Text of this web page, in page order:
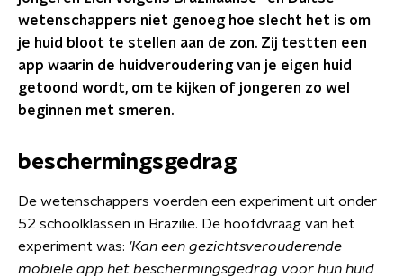
wetenschappers niet genoeg hoe slecht het is om
je huid bloot te stellen aan de zon. Zij testten een
app waarin de huidveroudering van je eigen huid
getoond wordt, om te kijken of jongeren zo wel
beginnen met smeren.
beschermingsgedrag
De wetenschappers voerden een experiment uit onder
52 schoolklassen in Brazilië. De hoofdvraag van het
experiment was: 'Kan een gezichtsverouderende
mobiele app het beschermingsgedrag voor hun huid